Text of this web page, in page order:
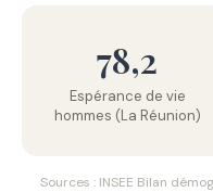
78,2
Espérance de vie
hommes (La Réunion)
Sources : INSEE Bilan